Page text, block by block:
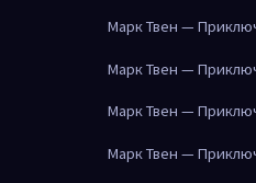
Марк Твен —
Марк Твен —
Марк Твен —
Марк Твен —